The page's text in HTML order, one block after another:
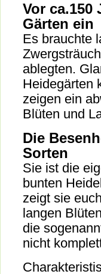
Vor ca.150
Gärten ein
Es brauchte
ablegten.
Heidegärten
zeigen ein
Blüten und
Die
Sorten
Sie ist die
bunten
zeigt sie
langen
die
nicht